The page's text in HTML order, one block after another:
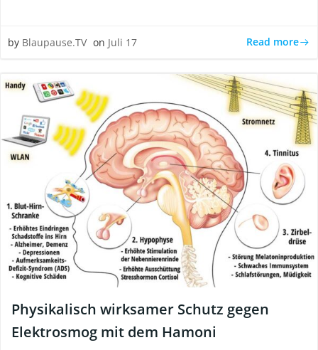
by Blaupause.TV on Juli 17 Read more
Physikalisch wirksamer Schutz gegen
Elektrosmog mit dem Hamoni